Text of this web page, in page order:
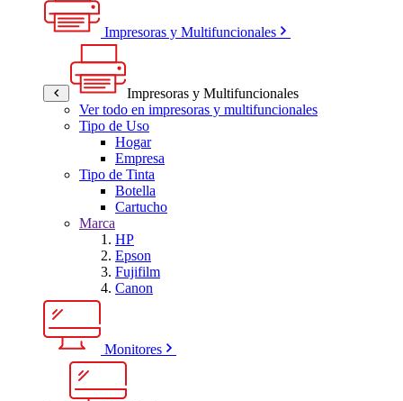
Impresoras y Multifuncionales
Impresoras y Multifuncionales
Ver todo en impresoras y multifuncionales
Tipo de Uso
Hogar
Empresa
Tipo de Tinta
Botella
Cartucho
Marca
HP
Epson
Fujifilm
Canon
Monitores